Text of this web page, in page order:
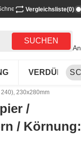
Vergleichsliste(0)
SUCHEN
230x280mm
/
/